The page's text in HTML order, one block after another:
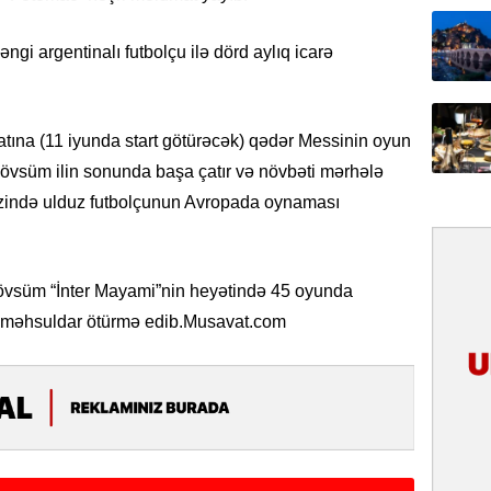
argentinalı futbolçu ilə dörd aylıq icarə
(11 iyunda start götürəcək) qədər Messinin oyun
ilin sonunda başa çatır və növbəti mərhələ
ulduz futbolçunun Avropada oynaması
“İnter Mayami”nin heyətində 45 oyunda
ötürmə edib.Musavat.com
Ana
Yeni